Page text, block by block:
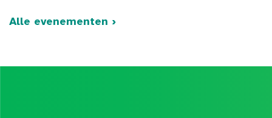
Alle evenementen ›